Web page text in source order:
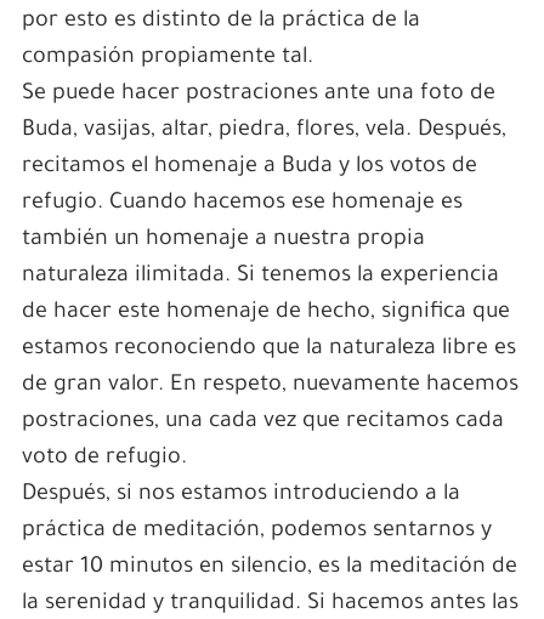
por esto es distinto de la práctica de la
compasión propiamente tal.
Se puede hacer postraciones ante una foto de
Buda, vasijas, altar, piedra, flores, vela. Después,
recitamos el homenaje a Buda y los votos de
refugio. Cuando hacemos ese homenaje es
también un homenaje a nuestra propia
naturaleza ilimitada. Si tenemos la experiencia
de hacer este homenaje de hecho, significa que
estamos reconociendo que la naturaleza libre es
de gran valor. En respeto, nuevamente hacemos
postraciones, una cada vez que recitamos cada
voto de refugio.
Después, si nos estamos introduciendo a la
práctica de meditación, podemos sentarnos y
estar 10 minutos en silencio, es la meditación de
la serenidad y tranquilidad. Si hacemos antes las